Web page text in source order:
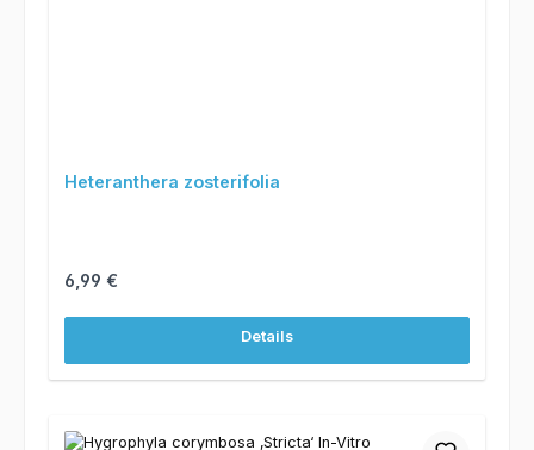
Heteranthera zosterifolia
Regulärer Preis:
6,99 €
Details